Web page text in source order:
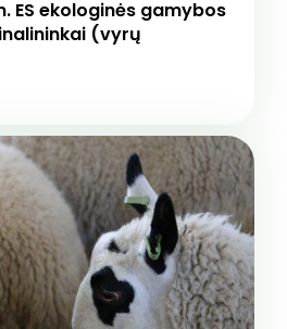
ES ekologinės gamybos
(vyrų